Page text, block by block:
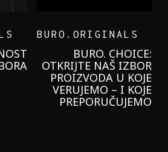
GARNIER KREMU I
NIKADA NIŠTA
LAGANIJE NISAM
KORISTILA